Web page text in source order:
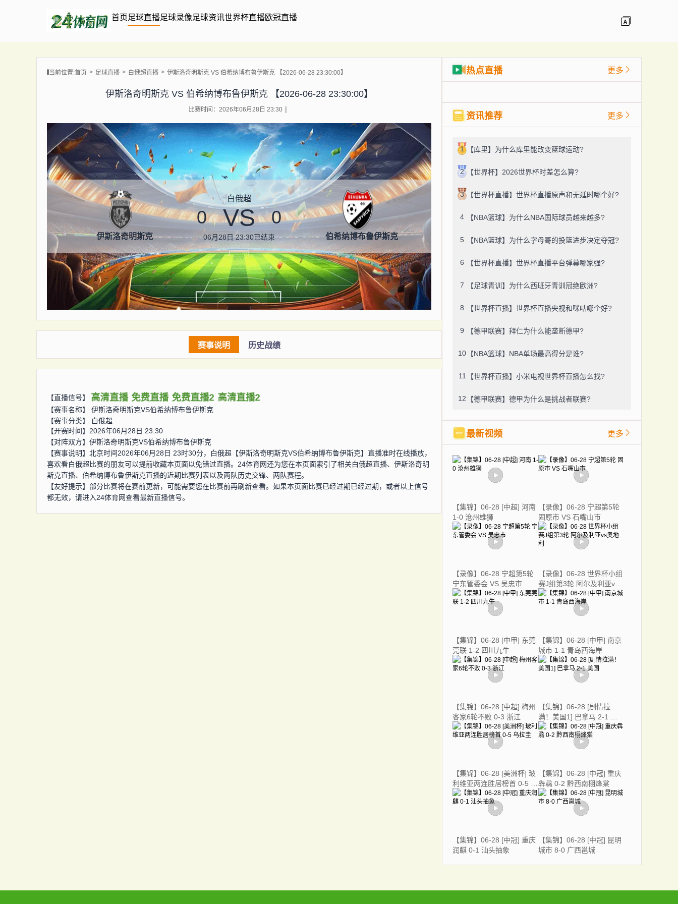
首页足球直播足球录像足球资讯世界杯直播欧冠直播
当前位置:首页 足球直播 白俄超直播 伊斯洛奇明斯克 VS 伯希纳博布鲁伊斯克 【2026-06-28 23:30:00】
伊斯洛奇明斯克 VS 伯希纳博布鲁伊斯克 【2026-06-28 23:30:00】
比赛时间：2026年06月28日 23:30
伊斯洛奇明斯克
白俄超
0 VS 0
06月28日 23:30已结束 伯希纳博布鲁伊斯克
赛事说明 历史战绩
【直播信号】 高清直播 免费直播 免费直播2 高清直播2
【赛事名称】 伊斯洛奇明斯克VS伯希纳博布鲁伊斯克
【赛事分类】
白俄超
【开赛时间】2026年06月28日 23:30
【对阵双方】 伊斯洛奇明斯克VS伯希纳博布鲁伊斯克
【赛事说明】北京时间2026年06月28日 23时30分，白俄超【伊斯洛奇明斯克VS伯希纳博布鲁伊斯克】直播准时在线播放，
喜欢看白俄超比赛的朋友可以提前收藏本页面以免错过直播。24体育网还为您在本页面索引了相关白俄超直播、伊斯洛奇明
斯克直播、伯希纳博布鲁伊斯克直播的近期比赛列表以及两队历史交锋、两队赛程。
【友好提示】部分比赛将在赛前更新，可能需要您在比赛前再刷新查看。如果本页面比赛已经过期已经过期，或者以上信号
都无效，请进入24体育网查看最新直播信号。
热点直播 更多
资讯推荐 更多
1 【库里】为什么库里能改变篮球运动?
2 【世界杯】2026世界杯时差怎么算?
3 【世界杯直播】世界杯直播原声和无延时哪个好?
4 【NBA篮球】为什么NBA国际球员越来越多?
5 【NBA篮球】为什么字母哥的投篮进步决定夺冠?
6 【世界杯直播】世界杯直播平台弹幕哪家强?
7 【足球青训】为什么西班牙青训冠绝欧洲?
8 【世界杯直播】世界杯直播央视和咪咕哪个好?
9 【德甲联赛】拜仁为什么能垄断德甲?
10 【NBA篮球】NBA单场最高得分是谁?
11 【世界杯直播】小米电视世界杯直播怎么找?
12 【德甲联赛】德甲为什么是挑战者联赛?
最新视频 更多
【集锦】06-28 [中超] 河南
1-0 沧州雄狮
【录像】06-28 宁超第5轮
固原市 VS 石嘴山市
【录像】06-28 宁超第5轮
宁东管委会 VS 吴忠市
【录像】06-28 世界杯小组
赛J组第3轮 阿尔及利亚vs
奥地利
【集锦】06-28 [中甲] 东莞
莞联 1-2 四川九牛
【集锦】06-28 [中甲] 南京
城市 1-1 青岛西海岸
【集锦】06-28 [中超] 梅州
客家6轮不败 0-3 浙江
【集锦】06-28 [剧情拉
满！美国1] 巴拿马 2-1 美
国
【集锦】06-28 [美洲杯] 玻
利维亚两连胜居榜首 0-5 乌
拉圭
【集锦】06-28 [中冠] 重庆
犇骉 0-2 黔西南栩烽棠
【集锦】06-28 [中冠] 重庆
润麒 0-1 汕头抽象
【集锦】06-28 [中冠] 昆明
城市 8-0 广西邕城